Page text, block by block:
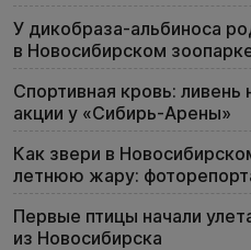
У дикобраза-альбиноса
в Новосибирском
Спортивная кровь:
акции у «Сибирь-Арены»
Как звери в
летнюю жару:
Первые птицы начали
из Новосибирска